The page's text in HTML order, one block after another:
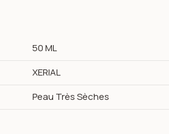
50 ML
XERIAL
Peau Très Sèches